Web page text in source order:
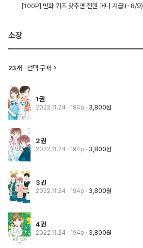
[100P] 만화 퀴즈 맞추면 전원 머니 지급!(~8/9)
소장
23개 선택 구매
1권
2022.11.24 · 194p 3,800원
2권
2022.11.24 · 194p 3,800원
3권
2022.11.24 · 194p 3,800원
4권
2022.11.24 · 194p 3,800원